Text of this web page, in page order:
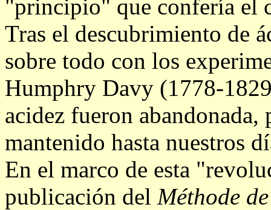
"principio" que confería el
Tras el descubrimiento de
sobre todo con los
Humphry Davy (1778-
acidez fueron
mantenido hasta nuestros
En el marco de esta
publicación del Méthode